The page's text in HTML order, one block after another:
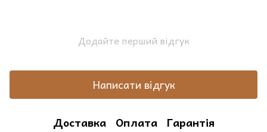
Додайте перший відгук
Написати відгук
Доставка Оплата Гарантія